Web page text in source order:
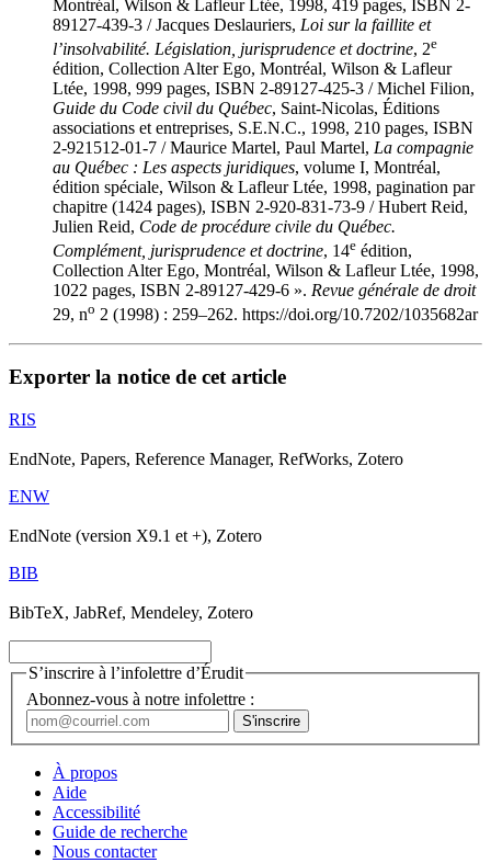
Montréal, Wilson & Lafleur Ltée, 1998, 419 pages, ISBN 2-
89127-439-3 / Jacques Deslauriers, Loi sur la faillite et
l’insolvabilité. Législation, jurisprudence et doctrine, 2e
édition, Collection Alter Ego, Montréal, Wilson & Lafleur
Ltée, 1998, 999 pages, ISBN 2-89127-425-3 / Michel Filion,
Guide du Code civil du Québec, Saint-Nicolas, Éditions
associations et entreprises, S.E.N.C., 1998, 210 pages, ISBN
2-921512-01-7 / Maurice Martel, Paul Martel, La compagnie
au Québec : Les aspects juridiques, volume I, Montréal,
édition spéciale, Wilson & Lafleur Ltée, 1998, pagination par
chapitre (1424 pages), ISBN 2-920-831-73-9 / Hubert Reid,
Julien Reid, Code de procédure civile du Québec.
Complément, jurisprudence et doctrine, 14e édition,
Collection Alter Ego, Montréal, Wilson & Lafleur Ltée, 1998,
1022 pages, ISBN 2-89127-429-6 ». Revue générale de droit
29, no 2 (1998) : 259–262. https://doi.org/10.7202/1035682ar
Exporter la notice de cet article
RIS
EndNote, Papers, Reference Manager, RefWorks, Zotero
ENW
EndNote (version X9.1 et +), Zotero
BIB
BibTeX, JabRef, Mendeley, Zotero
S’inscrire à l’infolettre d’Érudit
Abonnez-vous à notre infolettre :
À propos
Aide
Accessibilité
Guide de recherche
Nous contacter